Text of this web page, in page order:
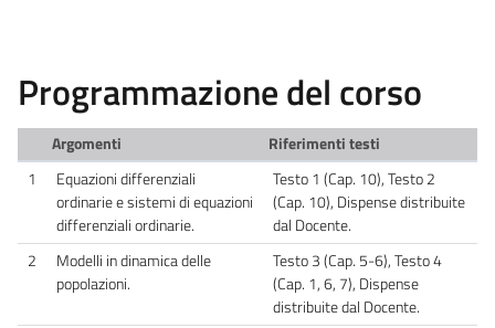
Programmazione del corso
Argomenti
Riferimenti testi
1
Equazioni differenziali
ordinarie e sistemi di equazioni
differenziali ordinarie.
Testo 1 (Cap. 10), Testo 2
(Cap. 10), Dispense distribuite
dal Docente.
2
Modelli in dinamica delle
popolazioni.
Testo 3 (Cap. 5-6), Testo 4
(Cap. 1, 6, 7), Dispense
distribuite dal Docente.